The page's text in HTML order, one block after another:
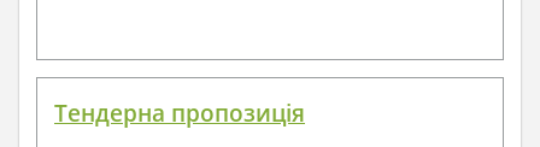
Тендерна пропозиція